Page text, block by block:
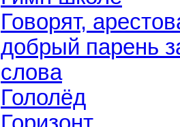
Говорят,
добрый парень
слова
Гололёд